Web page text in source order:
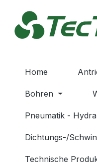
Hauptinhalt springen
Zur Suche springen
Zur Hauptnavigation
Home
Bohren
Pneumatik -
Dichtungs-/
Technische